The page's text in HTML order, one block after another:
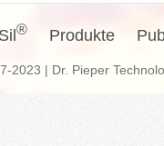
2023 | Dr. Pieper
® Produkte